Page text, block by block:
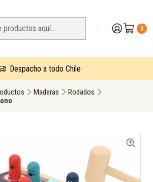
0
Despacho a todo Chile
Maderas
Rodados